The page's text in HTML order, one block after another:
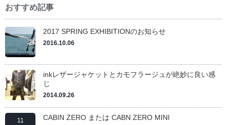
おすすめ記事
2017 SPRING EXHIBITIONのお知らせ
2016.10.06
inkレザージャケットとカモフラージュが絶妙に良い感
じ
2014.09.26
11 CABIN ZERO または CABN ZERO MINI